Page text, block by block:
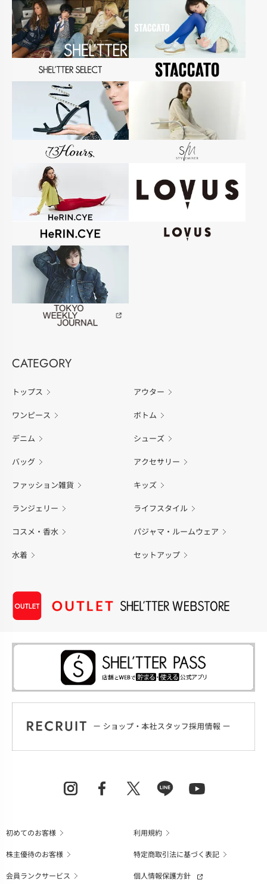
CATEGORY
トップス アウター
ワンピース ボトム
デニム シューズ
バッグ アクセサリー
ファッション雑貨 キッズ
ランジェリー ライフスタイル
コスメ・香水 パジャマ・ルームウェア
水着 セットアップ
初めてのお客様
利用規約
株主優待のお客様
特定商取引法に基づく表記
会員ランクサービス
個人情報保護方針